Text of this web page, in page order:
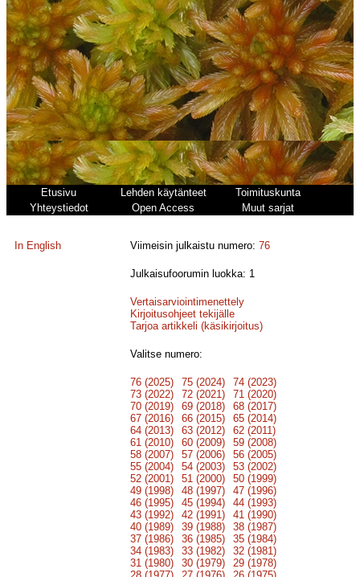
Etusivu Lehden käytänteet
Toimituskunta
Yhteystiedot
Open Access Muut sarjat
In English Viimeisin julkaistu numero:76
Julkaisufoorumin luokka: 1
Vertaisarviointimenettely
Kirjoitusohjeet tekijälle
Tarjoa artikkeli (käsikirjoitus)
Valitse numero:
76 (2025) 75 (2024)
74 (2023)
73 (2022)
72 (2021)
71 (2020)
70 (2019)
69 (2018)
68 (2017)
67 (2016)
66 (2015)
65 (2014)
64 (2013)
63 (2012)
62 (2011)
61 (2010)
60 (2009)
59 (2008)
58 (2007)
57 (2006)
56 (2005)
55 (2004)
54 (2003)
53 (2002)
52 (2001)
51 (2000)
50 (1999)
49 (1998)
48 (1997)
47 (1996)
46 (1995)
45 (1994)
44 (1993)
43 (1992)
42 (1991)
41 (1990)
40 (1989)
39 (1988)
38 (1987)
37 (1986)
36 (1985)
35 (1984)
34 (1983)
33 (1982)
32 (1981)
31 (1980)
30 (1979)
29 (1978)